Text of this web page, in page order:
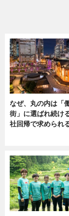
なぜ、丸の内は「
街」に選ばれ続け
社回帰で求められ